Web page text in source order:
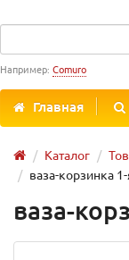
Например: Comuro
Главная
Каталог
ваза-корзинка
ваза-